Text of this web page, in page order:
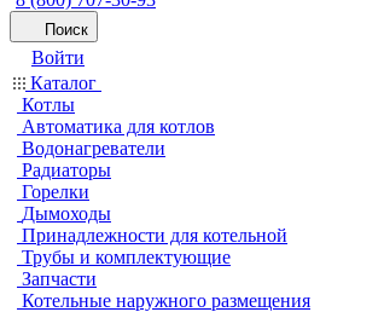
Поиск
Войти
Каталог
Котлы
Автоматика для котлов
Водонагреватели
Радиаторы
Горелки
Дымоходы
Принадлежности для котельной
Трубы и комплектующие
Запчасти
Котельные наружного размещения